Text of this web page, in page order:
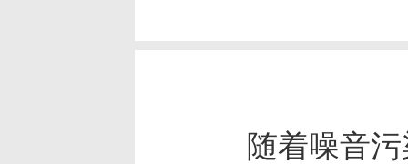
随着噪音污染